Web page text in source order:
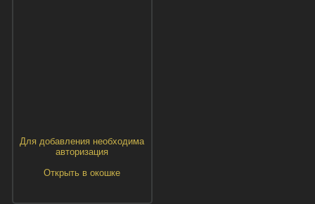
Для добавления необходима
авторизация
Открыть в окошке